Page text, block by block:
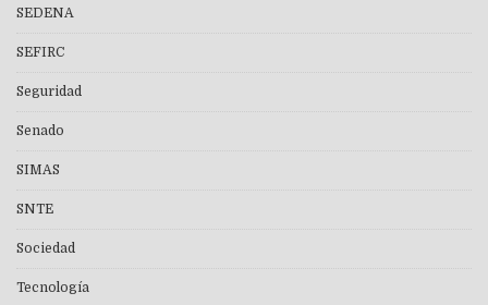
SEDENA
SEFIRC
Seguridad
Senado
SIMAS
SNTE
Sociedad
Tecnología